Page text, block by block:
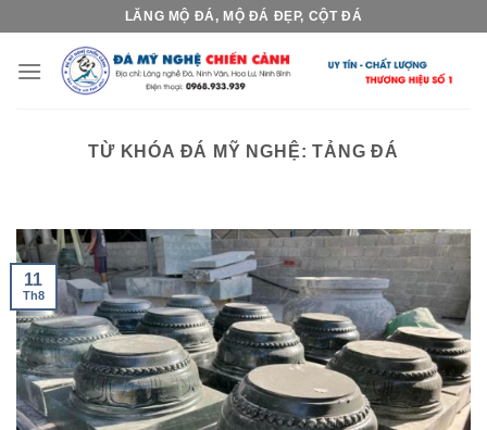
content
LĂNG MỘ ĐÁ, MỘ ĐÁ ĐẸP, CỘT ĐÁ
TỪ KHÓA ĐÁ MỸ NGHỆ:TẢNG ĐÁ
11
Th8